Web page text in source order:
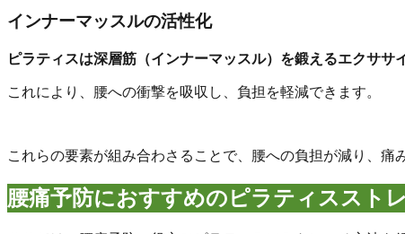
インナーマッスルの活性化
ピラティスは深層筋（インナーマッスル）を鍛えるエクササ
これにより、腰への衝撃を吸収し、負担を軽減できます。
これらの要素が組み合わさることで、腰への負担が減り、痛
腰痛予防におすすめのピラティススト